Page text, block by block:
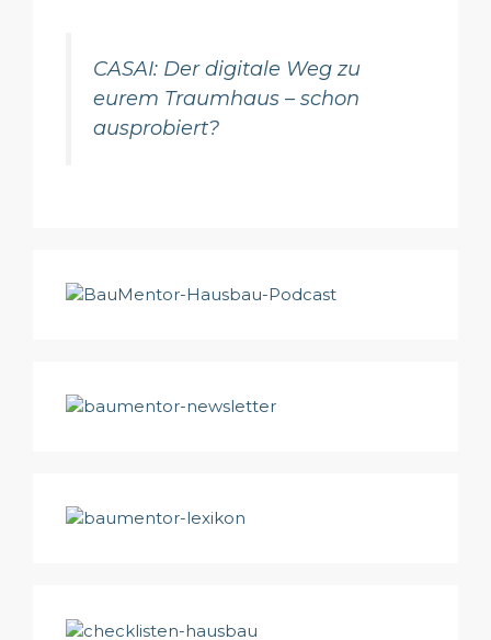
CASAI: Der digitale Weg zu
eurem Traumhaus – schon
ausprobiert?